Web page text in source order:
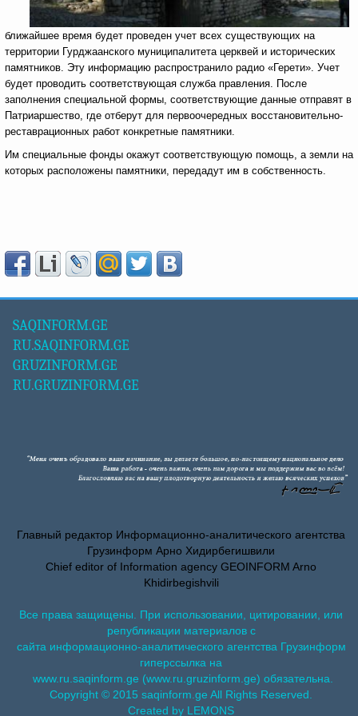
ближайшее время будет проведен учет всех существующих на
территории Гурджаанского муниципалитета церквей и исторических
памятников. Эту информацию распространило радио «Герети». Учет
будет проводить соответствующая служба правления. После
заполнения специальной формы, соответствующие данные отправят в
Патриаршество, где отберут для первоочередных восстановительно-
реставрационных работ конкретные памятники.
Им специальные фонды окажут соответствующую помощь, а земли на
которых расположены памятники, передадут им в собственность.
SAQINFORM.GE
RU.SAQINFORM.GE
GRUZINFORM.GE
RU.GRUZINFORM.GE
Главный редактор Информационно-аналитического агентства
Грузинформ Арно Хидирбегишвили
Chief editor of Information agency GEOINFORM Arno
Khidirbegishvili
Все права защищены. При использовании, цитировании, или
републикации материалов с
сайта информационно-аналитического агентства Грузинформ
гиперссылка на
www.ru.saqinform.ge (www.ru.gruzinform.ge) обязательна.
Copyright © 2015 saqinform.ge All Rights Reserved.
Created by LEMONS